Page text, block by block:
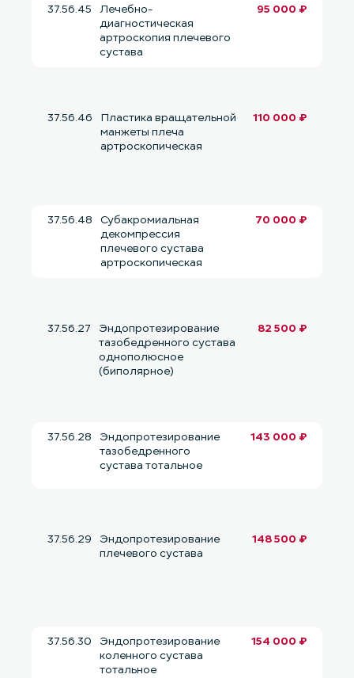
37.56.45 Лечебно-
диагностическая
артроскопия плечевого
сустава
95 000 ₽
37.56.46
Пластика вращательной
манжеты плеча
артроскопическая
110 000 ₽
37.56.48 Субакромиальная
декомпрессия
плечевого сустава
артроскопическая
70 000 ₽
37.56.27
Эндопротезирование
тазобедренного сустава
однополюсное
(биполярное)
82 500 ₽
37.56.28
Эндопротезирование
тазобедренного
сустава тотальное
143 000 ₽
37.56.29
Эндопротезирование
плечевого сустава
148 500 ₽
37.56.30
Эндопротезирование
коленного сустава
тотальное
154 000 ₽